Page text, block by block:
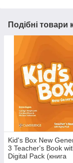
Подібні товари
Kid's Box New
3 Teacher's Book
Digital Pack (книга